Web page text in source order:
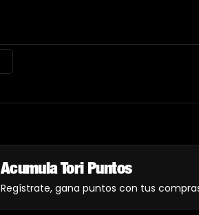
AcumulaTori Puntos
Regístrate, gana puntos con tus